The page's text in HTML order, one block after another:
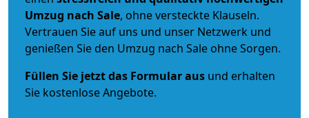
Umzug nach Sale, ohne versteckte Klauseln.
Vertrauen Sie auf uns und unser Netzwerk und
genießen Sie den Umzug nach Sale ohne Sorgen.
Füllen Sie jetzt das Formular aus und erhalten
Sie kostenlose Angebote.